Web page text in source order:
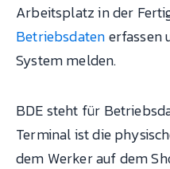
Arbeitsplatz in der
Betriebsdatenerfassen
System melden.
BDE steht für
Terminal ist die
dem Werker auf dem